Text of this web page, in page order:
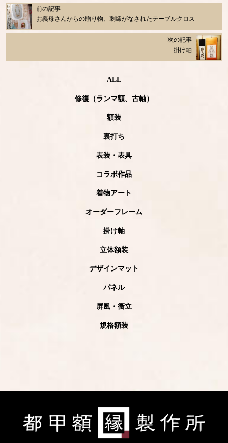
前の記事
お義母さんからの贈り物、刺繍がなされたテーブルクロス
次の記事
掛け軸
ALL
修復（ランマ額、古軸）
額装
裏打ち
表装・表具
コラボ作品
着物アート
オーダーフレーム
掛け軸
立体額装
デザインマット
パネル
屏風・衝立
規格額装